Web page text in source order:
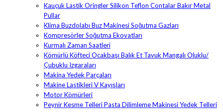
Kauçuk Lastik Oringler Silikon Teflon Contalar Bakır Metal
Pullar
Klima Buzdolabı Buz Makinesi Soğutma Gazları
Kompresörler Soğutma Ekovatları
Kurmalı Zaman Saatleri
Kömürlü Köfteci Ocakbaşı Balık Et Tavuk Mangalı Oluklu/
Çubuklu Izgaraları
Makina Yedek Parçaları
Makine Lastikleri V Kayışları
Motor Kömürleri
Peynir Kesme Telleri Pasta Dilimleme Makinesi Yedek Telleri